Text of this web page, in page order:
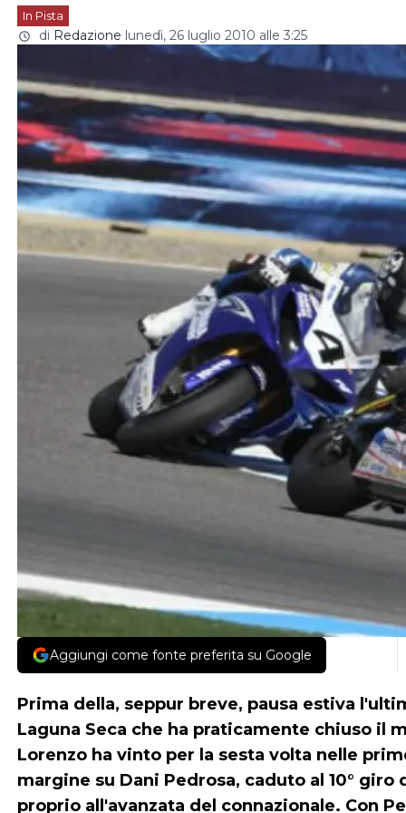
In Pista
di Redazione lunedì, 26 luglio 2010 alle 3:25
Aggiungi come fonte preferita su Google
Prima della, seppur breve, pausa estiva
Laguna Seca che ha praticamente chiuso il
Lorenzo ha vinto per la sesta volta nelle
margine su Dani Pedrosa, caduto al 10°
proprio all'avanzata del connazionale. Con